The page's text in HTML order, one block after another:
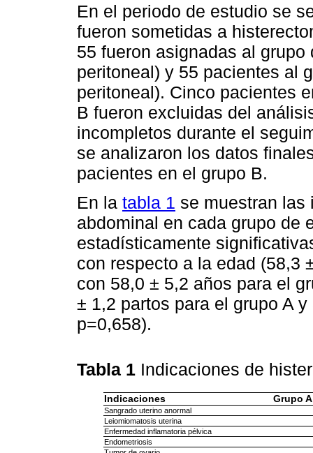
En el periodo de estudio se
fueron sometidas a
55 fueron asignadas al
peritoneal) y 55 pacientes al
peritoneal). Cinco pacientes
B fueron excluidas del
incompletos durante el
se analizaron los datos
pacientes en el grupo B.
En la tabla 1 se muestran las
abdominal en cada grupo de
estadísticamente
con respecto a la edad (58,3
con 58,0 ± 5,2 años para el
± 1,2 partos para el grupo A
p=0,658).
Tabla 1 Indicaciones de
Indicaciones Grupo
Sangrado uterino anormal
Leiomiomatosis uterina
Enfermedad inflamatoria pélvica
Endometriosis